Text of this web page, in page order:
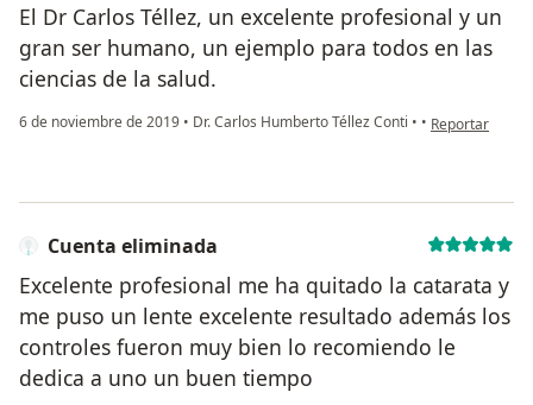
El Dr Carlos Téllez, un excelente profesional y un
gran ser humano, un ejemplo para todos en las
ciencias de la salud.
6 de noviembre de 2019 • Dr. Carlos Humberto Téllez Conti • • en opinión del
Reportar
Cuenta eliminada
Excelente profesional me ha quitado la catarata y
me puso un lente excelente resultado además los
controles fueron muy bien lo recomiendo le
dedica a uno un buen tiempo